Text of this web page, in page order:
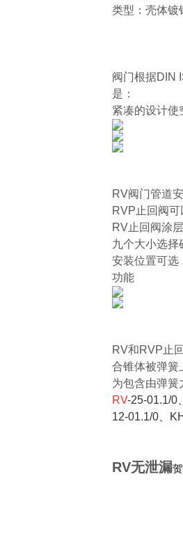
类型：壳体镀
阀门根据DIN
是：
紧凑的设计使
RV阀门管道
RVP止回阀
RV止回阀涂
九个大小选择
安装位置可选
功能
RV和RVP止
合锥体被弹簧
为包含由弹簧
RV-25-01.1/0
12-01.1/0、
RV无泄漏